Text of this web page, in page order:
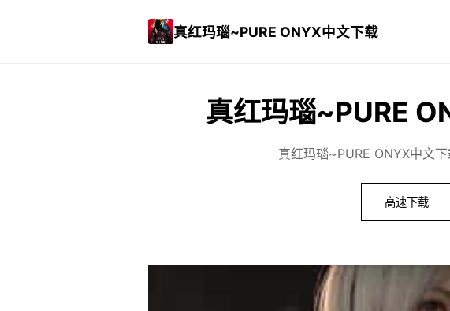
真红玛瑙~PURE ONYX中文下载
真红玛瑙~PURE
真红玛瑙~PURE ONYX中文
高速下载